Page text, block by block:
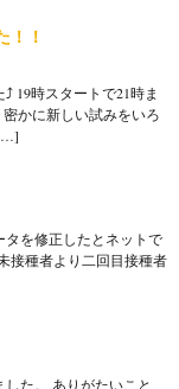
！！
19時スタートで21時ま
かに新しい試みをいろ
を修正したとネットで
接種者より二回目接種者
した。 ありがたいこと